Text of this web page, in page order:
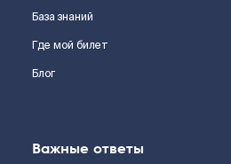
База знаний
Где мой билет
Блог
Важные ответы